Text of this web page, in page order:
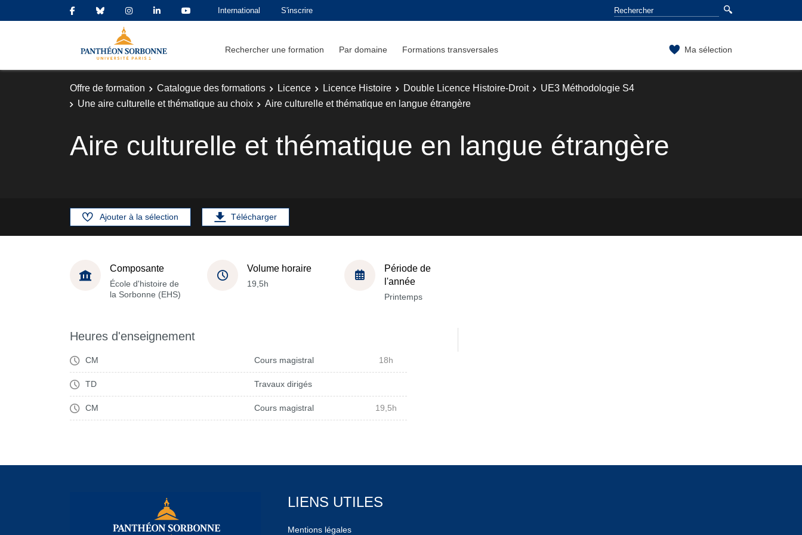
International S'inscrire
Rechercher une formation Par domaine Formations transversales Ma sélection
Offre de formation Catalogue des formations Licence Licence Histoire Double Licence Histoire-Droit
UE3 Méthodologie S4
Une aire culturelle et thématique au choix
Aire culturelle et thématique en langue étrangère
Aire culturelle et thématique en langue étrangère
Ajouter à la sélection Télécharger
Composante
École d'histoire de
la Sorbonne (EHS)
Volume horaire
19,5h
Période de
l'année
Printemps
Heures d'enseignement
CM Cours magistral 18h
TD Travaux dirigés
CM Cours magistral 19,5h
LIENS UTILES
Mentions légales